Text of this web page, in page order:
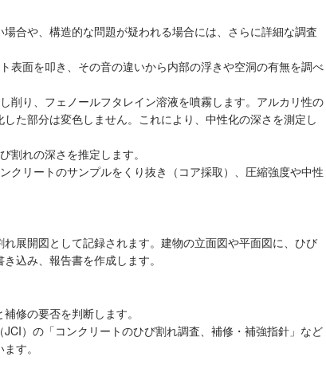
合や、構造的な問題が疑われる場合には、さらに詳細な調査
表面を叩き、その音の違いから内部の浮きや空洞の有無を調べ
削り、フェノールフタレイン溶液を噴霧します。アルカリ性の
た部分は変色しません。これにより、中性化の深さを測定し
割れの深さを推定します。
クリートのサンプルをくり抜き（コア採取）、圧縮強度や中性
展開図として記録されます。建物の立面図や平面図に、ひび
込み、報告書を作成します。
修の要否を判断します。
）の「コンクリートのひび割れ調査、補修・補強指針」など
す。